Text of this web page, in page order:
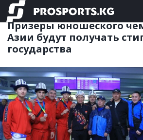
БОКС
Призеры юношеского
Азии будут получать
государства